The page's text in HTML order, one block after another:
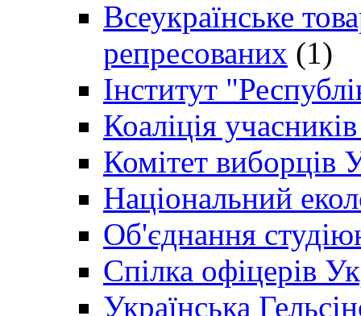
Всеукраїнське
репресованих (1)
Інститут
Коаліція
Комітет виборців
Національний
Об'єднання
Спілка офіцерів
Українська